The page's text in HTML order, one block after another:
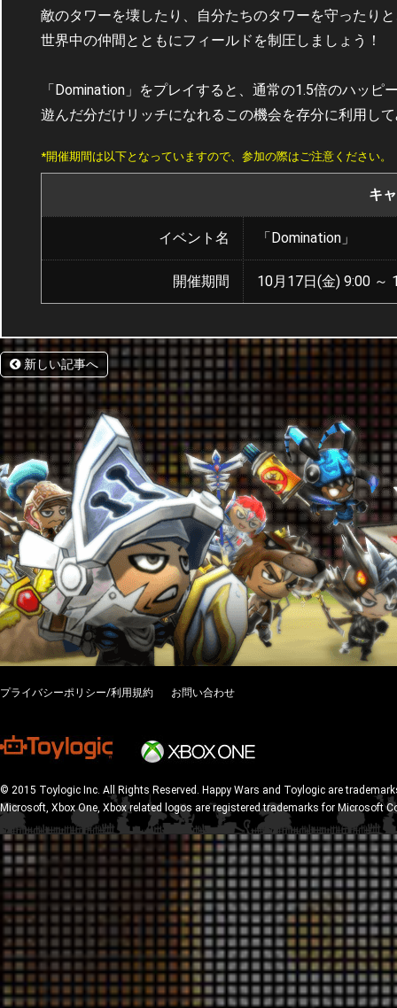
敵のタワーを壊したり、自分たちのタワーを守ったり
世界中の仲間とともにフィールドを制圧しましょう！
「Domination」をプレイすると、通常の1.5倍のハッピ
遊んだ分だけリッチになれるこの機会を存分に利用し
*開催期間は以下となっていますので、参加の際はご注意ください。
キ
イベント名 「Domination」
開催期間 10月17日(金) 9:00 ～
新しい記事へ
プライバシーポリシー/利用規約 お問い合わせ
© 2015 Toylogic Inc. All Rights Reserved. Happy Wars and Toylogic are
Microsoft, Xbox One, Xbox related logos are registered trademarks for Microsoft